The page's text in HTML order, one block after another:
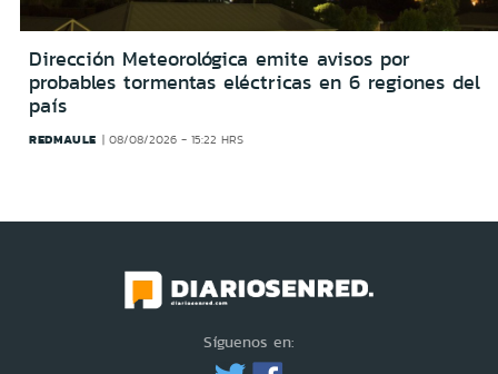
Dirección Meteorológica emite avisos por
probables tormentas eléctricas en 6 regiones del
país
REDMAULE 08/08/2026 - 15:22 HRS
Síguenos en: